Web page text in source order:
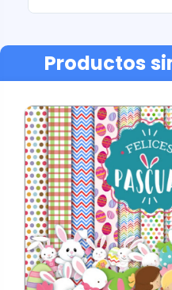
crédito, PayPal y más.
Productos